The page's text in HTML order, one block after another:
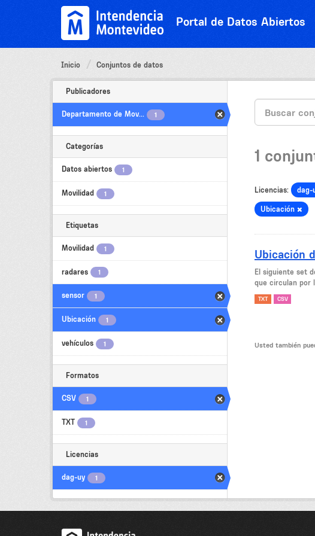
Portal de Datos Abiertos
Inicio Conjuntos de datos
Publicadores
Departamento de Mov... 1
Categorías
Datos abiertos 1
Movilidad 1
Etiquetas
Movilidad 1
radares 1
sensor 1
Ubicación 1
vehículos 1
Formatos
CSV 1
TXT 1
Licencias
dag-uy 1
1
Licencias: dag-
Ubicación
Ubicación
El siguiente set
que circulan por
TXT CSV
Usted también